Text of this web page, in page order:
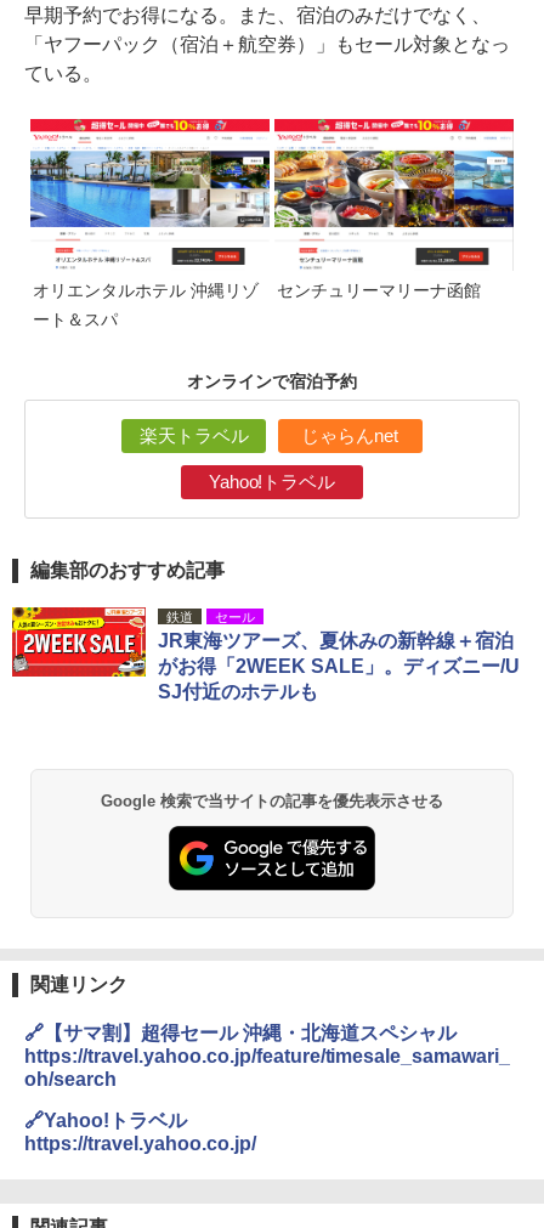
早期予約でお得になる。また、宿泊のみだけでなく、
「ヤフーパック（宿泊＋航空券）」もセール対象となっ
ている。
オリエンタルホテル 沖縄リゾ
ート＆スパ
センチュリーマリーナ函館
オンラインで宿泊予約
楽天トラベル じゃらんnet
Yahoo!トラベル
編集部のおすすめ記事
鉄道 セール
JR東海ツアーズ、夏休みの新幹線＋宿泊
がお得「2WEEK SALE」。ディズニー/U
SJ付近のホテルも
Google 検索で当サイトの記事を優先表示させる
関連リンク
🔗【サマ割】超得セール 沖縄・北海道スペシャル
https://travel.yahoo.co.jp/feature/timesale_samawari_
oh/search
🔗Yahoo!トラベル
https://travel.yahoo.co.jp/